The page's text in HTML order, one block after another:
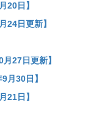
20日】
24日更新】
27日更新】
月30日】
21日】